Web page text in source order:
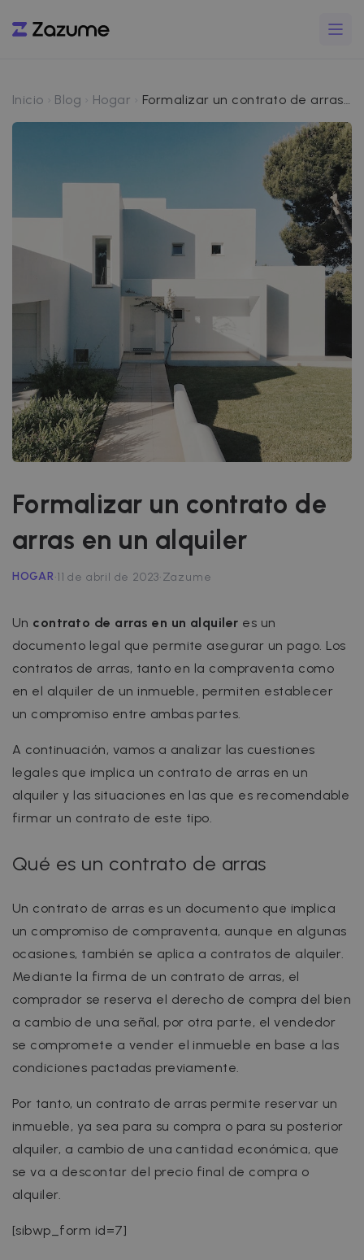
Inicio Blog Hogar Formalizar un contrato de arras en un alquiler
Formalizar un contrato de
arras en un alquiler
HOGAR·11 de abril de 2023·Zazume
Un contrato de arras en un alquiler es un
documento legal que permite asegurar un pago. Los
contratos de arras, tanto en la compraventa como
en el alquiler de un inmueble, permiten establecer
un compromiso entre ambas partes.
A continuación, vamos a analizar las cuestiones
legales que implica un contrato de arras en un
alquiler y las situaciones en las que es recomendable
firmar un contrato de este tipo.
Qué es un contrato de arras
Un contrato de arras es un documento que implica
un compromiso de compraventa, aunque en algunas
ocasiones, también se aplica a contratos de alquiler.
Mediante la firma de un contrato de arras, el
comprador se reserva el derecho de compra del bien
a cambio de una señal, por otra parte, el vendedor
se compromete a vender el inmueble en base a las
condiciones pactadas previamente.
Por tanto, un contrato de arras permite reservar un
inmueble, ya sea para su compra o para su posterior
alquiler, a cambio de una cantidad económica, que
se va a descontar del precio final de compra o
alquiler.
[sibwp_form id=7]